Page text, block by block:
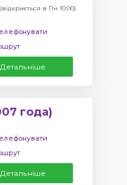
(відкриється в Пн 10:00)
Детальніше
года)
Детальніше